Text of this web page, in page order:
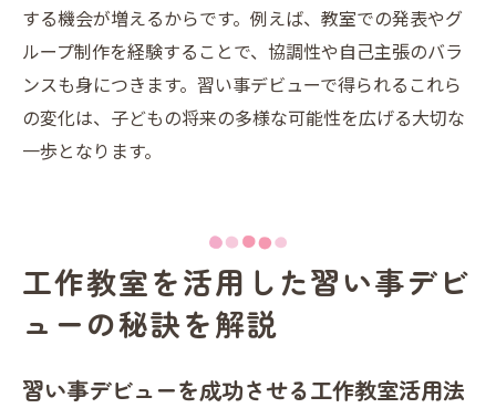
する機会が増えるからです。例えば、教室での発表やグ
ループ制作を経験することで、協調性や自己主張のバラ
ンスも身につきます。習い事デビューで得られるこれら
の変化は、子どもの将来の多様な可能性を広げる大切な
一歩となります。
工作教室を活用した習い事デビ
ューの秘訣を解説
習い事デビューを成功させる工作教室活用法